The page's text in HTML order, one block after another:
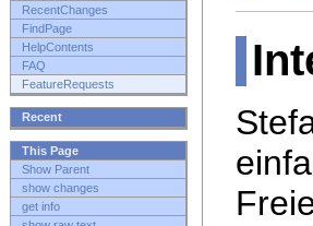
RecentChanges
FindPage
HelpContents
FAQ
FeatureRequests
Recent
This Page
Show Parent
show changes
get info